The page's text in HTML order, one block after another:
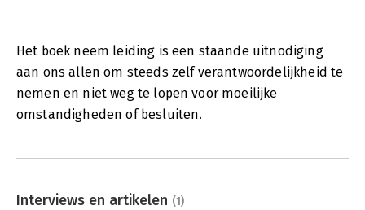
Het boek neem leiding is een staande uitnodiging
aan ons allen om steeds zelf verantwoordelijkheid te
nemen en niet weg te lopen voor moeilijke
omstandigheden of besluiten.
Interviews en artikelen (1)